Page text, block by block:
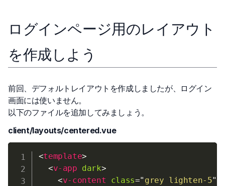
ログインページ用のレイアウト
を作成しよう
前回、デフォルトレイアウトを作成しましたが、ログイン
画面には使いません。
以下のファイルを追加してみましょう。
client/layouts/centered.vue
<template>
<v-app dark>
<v-content class=" grey lighten-5"